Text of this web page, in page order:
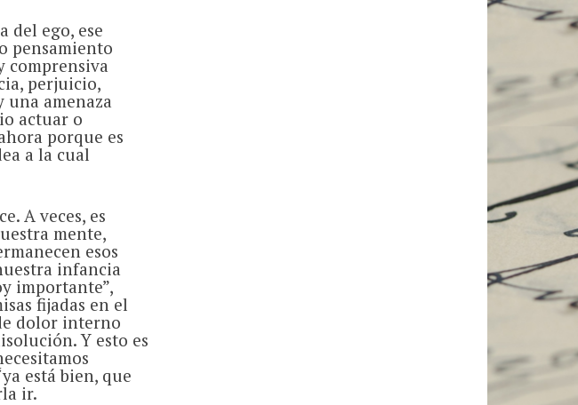
del ego, ese
pensamiento
comprensiva
perjuicio,
amenaza
actuar o
porque es
a la cual
A veces, es
mente,
esos
infancia
importante”,
fijadas en el
dolor interno
Y esto es
está bien, que
ir.